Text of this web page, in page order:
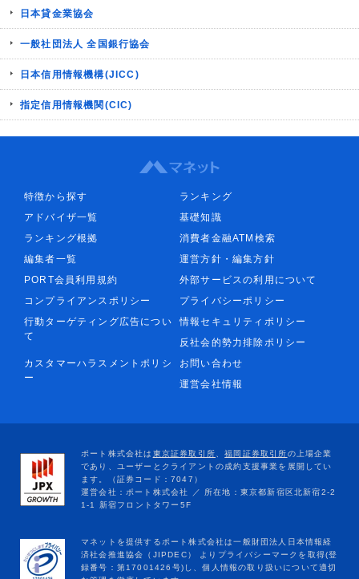
日本貸金業協会
一般社団法人 全国銀行協会
日本信用情報機構(JICC)
指定信用情報機関(CIC)
特徴から探す
ランキング
アドバイザ一覧
基礎知識
ランキング根拠
消費者金融ATM検索
編集者一覧
運営方針・編集方針
PORT会員利用規約
外部サービスの利用について
コンプライアンスポリシー
プライバシーポリシー
行動ターゲティング広告につい
て
情報セキュリティポリシー
反社会的勢力排除ポリシー
カスタマーハラスメントポリシ
ー
お問い合わせ
運営会社情報